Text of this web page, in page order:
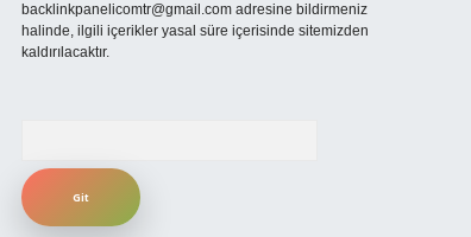
backlinkpanelicomtr@gmail.comadresine bildirmeniz
halinde, ilgili içerikler yasal süre içerisinde sitemizden
kaldırılacaktır.